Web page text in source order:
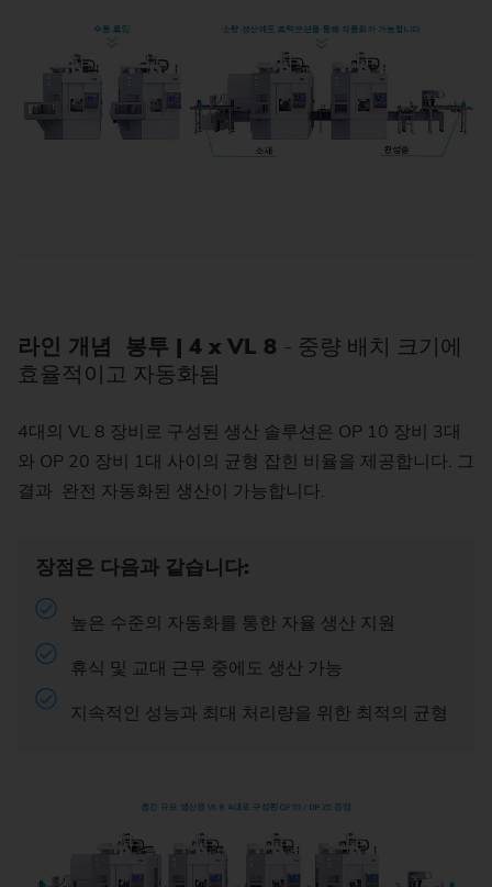
라인 개념 봉투 | 4 x VL 8 - 중량 배치 크기에
효율적이고 자동화됨
4대의 VL 8 장비로 구성된 생산 솔루션은 OP 10 장비 3대
와 OP 20 장비 1대 사이의 균형 잡힌 비율을 제공합니다. 그
결과 완전 자동화된 생산이 가능합니다.
장점은 다음과 같습니다:
높은 수준의 자동화를 통한 자율 생산 지원
휴식 및 교대 근무 중에도 생산 가능
지속적인 성능과 최대 처리량을 위한 최적의 균형